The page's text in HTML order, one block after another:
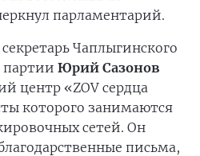
парламентарий.
Чаплыгинского
партии Юрий Сазонов
центр «ZOV сердца
которого занимаются
сетей. Он
письма,